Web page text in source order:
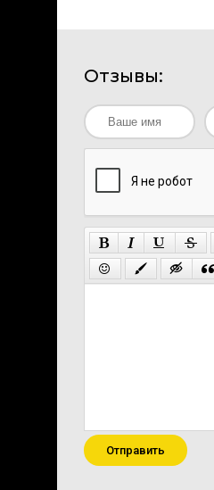
Отзывы:
Отправить